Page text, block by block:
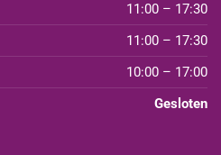
11:00 – 17:30
11:00 – 17:30
10:00 – 17:00
Gesloten